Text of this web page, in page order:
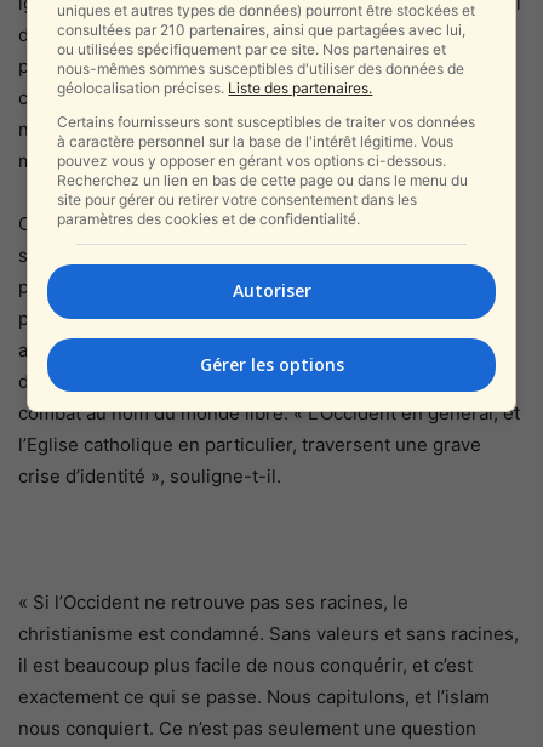
dans l’Église. Si les prêtres enseignent que Jésus était
palestinien, comment pouvons-nous espérer que les
choses soient différentes ? Si nous ne savons pas que
nous avons des racines juives, comment pouvons-nous
même nous définir comme chrétiens ? »
Comme d’autres chrétiens qui soutiennent l’État juif dans
sa guerre contre le terrorisme, Don Domingo ne se définit
pas comme sioniste par bonne volonté, par sympathie
pour Israël ou par amour pour le peuple juif, mais par
amour-propre et par profonde préoccupation pour l’avenir
de l’Occident – ​​avec la simple compréhension que Tsahal
combat au nom du monde libre. « L’Occident en général, et
l’Eglise catholique en particulier, traversent une grave
crise d’identité », souligne-t-il.
« Si l’Occident ne retrouve pas ses racines, le
christianisme est condamné. Sans valeurs et sans racines,
il est beaucoup plus facile de nous conquérir, et c’est
exactement ce qui se passe. Nous capitulons, et l’islam
nous conquiert. Ce n’est pas seulement une question
uniques et autres types de données) pourront être stockées et
consultées par 210 partenaires, ainsi que partagées avec lui,
ou utilisées spécifiquement par ce site. Nos partenaires et
nous-mêmes sommes susceptibles d'utiliser des données de
géolocalisation précises. Liste des partenaires.
Certains fournisseurs sont susceptibles de traiter vos données
à caractère personnel sur la base de l'intérêt légitime. Vous
pouvez vous y opposer en gérant vos options ci-dessous.
Recherchez un lien en bas de cette page ou dans le menu du
site pour gérer ou retirer votre consentement dans les
paramètres des cookies et de confidentialité.
Autoriser
Gérer les options